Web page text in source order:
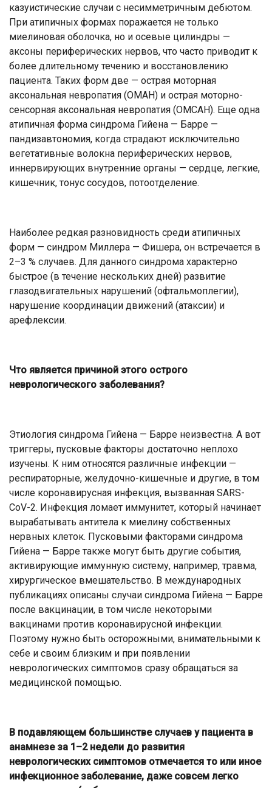
казуистические случаи с несимметричным дебютом.
При атипичных формах поражается не только
миелиновая оболочка, но и осевые цилиндры —
аксоны периферических нервов, что часто приводит к
более длительному течению и восстановлению
пациента. Таких форм две — острая моторная
аксональная невропатия (ОМАН) и острая моторно-
сенсорная аксональная невропатия (ОМСАН). Еще одна
атипичная форма синдрома Гийена — Барре —
пандизавтономия, когда страдают исключительно
вегетативные волокна периферических нервов,
иннервирующих внутренние органы — сердце, легкие,
кишечник, тонус сосудов, потоотделение.
Наиболее редкая разновидность среди атипичных
форм — синдром Миллера — Фишера, он встречается в
2–3 % случаев. Для данного синдрома характерно
быстрое (в течение нескольких дней) развитие
глазодвигательных нарушений (офтальмоплегии),
нарушение координации движений (атаксии) и
арефлексии.
Что является причиной этого острого
неврологического заболевания?
Этиология синдрома Гийена — Барре неизвестна. А вот
триггеры, пусковые факторы достаточно неплохо
изучены. К ним относятся различные инфекции —
респираторные, желудочно-кишечные и другие, в том
числе коронавирусная инфекция, вызванная SARS-
CoV-2. Инфекция ломает иммунитет, который начинает
вырабатывать антитела к миелину собственных
нервных клеток. Пусковыми факторами синдрома
Гийена — Барре также могут быть другие события,
активирующие иммунную систему, например, травма,
хирургическое вмешательство. В международных
публикациях описаны случаи синдрома Гийена — Барре
после вакцинации, в том числе некоторыми
вакцинами против коронавирусной инфекции.
Поэтому нужно быть осторожными, внимательными к
себе и своим близким и при появлении
неврологических симптомов сразу обращаться за
медицинской помощью.
В подавляющем большинстве случаев у пациента в
анамнезе за 1–2 недели до развития
неврологических симптомов отмечается то или иное
инфекционное заболевание, даже совсем легко